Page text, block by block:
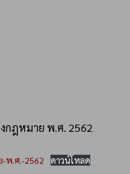
กฎหมาย พ.ศ. 2562
-พ.ศ.-2562 ดาวน์โหลด